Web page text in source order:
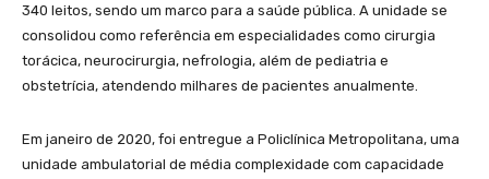
340 leitos, sendo um marco para a saúde pública. A unidade se
consolidou como referência em especialidades como cirurgia
torácica, neurocirurgia, nefrologia, além de pediatria e
obstetrícia, atendendo milhares de pacientes anualmente.
Em janeiro de 2020, foi entregue a Policlínica Metropolitana, uma
unidade ambulatorial de média complexidade com capacidade